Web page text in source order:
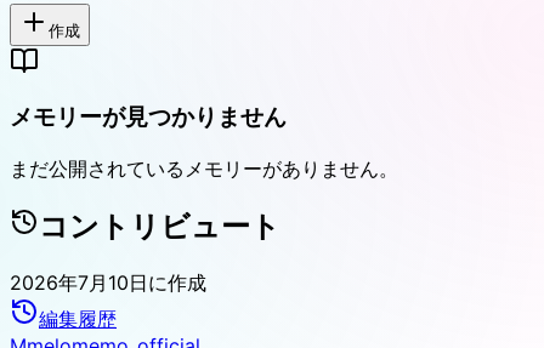
作成
メモリーが見つかりません
まだ公開されているメモリーがありません。
コントリビュート
2026年7月10日に作成
編集履歴